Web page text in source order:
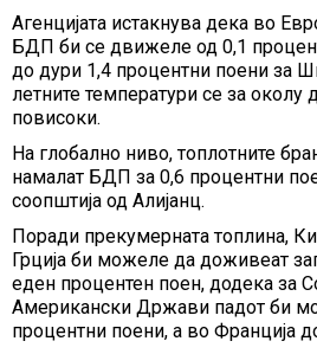
Агенцијата истакнува дека во
БДП би се движеле од 0,1
до дури 1,4 процентни поени за
летните температури се за околу
повисоки.
На глобално ниво, топлотните
намалат БДП за 0,6 процентни
соопштија од Алијанц.
Поради прекумерната топлина,
Грција би можеле да доживеат
еден процентен поен, додека за
Американски Држави падот би
процентни поени, а во Франција